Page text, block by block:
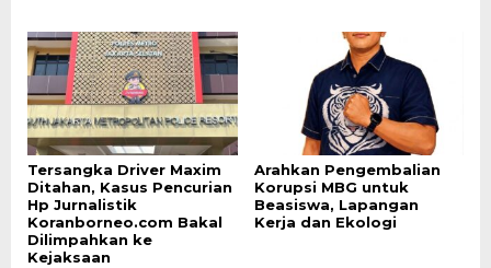
Tersangka Driver Maxim
Ditahan, Kasus Pencurian
Hp Jurnalistik
Koranborneo.com Bakal
Dilimpahkan ke
Kejaksaan
Arahkan Pengembalian
Korupsi MBG untuk
Beasiswa, Lapangan
Kerja dan Ekologi